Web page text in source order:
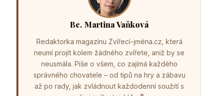
Bc. Martina Vaňková
Redaktorka magazínu Zvířecí-jména.cz, která
neumí projít kolem žádného zvířete, aniž by se
neusmála. Píše o všem, co zajímá každého
správného chovatele – od tipů na hry a zábavu
až po rady, jak zvládnout každodenní soužití s